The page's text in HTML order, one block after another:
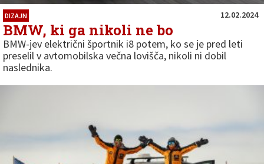
DIZAJN 12.02.2024
BMW, ki ga nikoli ne bo
BMW-jev električni športnik i8 potem, ko se je pred leti
preselil v avtomobilska večna lovišča, nikoli ni dobil
naslednika.